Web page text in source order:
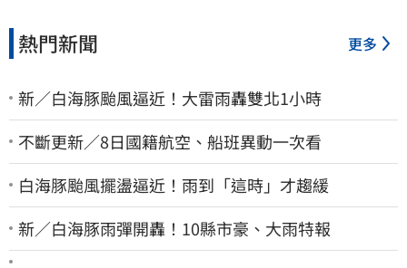
熱門新聞 更多
新／白海豚颱風逼近！大雷雨轟雙北1小時
不斷更新／8日國籍航空、船班異動一次看
白海豚颱風擺盪逼近！雨到「這時」才趨緩
新／白海豚雨彈開轟！10縣市豪、大雨特報